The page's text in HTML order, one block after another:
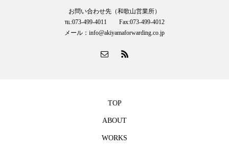
お問い合わせ先（和歌山営業所）
℡:073-499-4011 Fax:073-499-4012
メール：info@akiyamaforwarding.co.jp
TOP
ABOUT
WORKS